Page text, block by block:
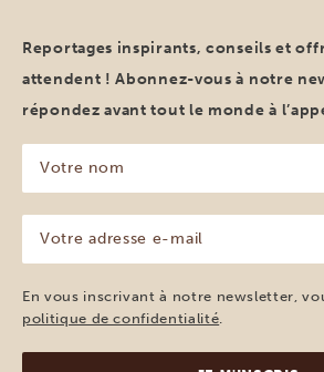
Reportages inspirants, conseils et
attendent ! Abonnez-vous à notre
répondez avant tout le monde à
nom
(Nécessaire)
adresse
e-
mail
(Nécessaire)
En vous inscrivant à notre newsletter,
politique de confidentialité